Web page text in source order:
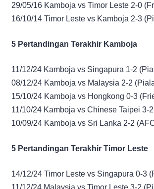
29/05/16 Kamboja vs Timor Leste 2-0
16/10/14 Timor Leste vs Kamboja 2-3
5 Pertandingan Terakhir Kamboja
11/12/24 Kamboja vs Singapura 1-2
08/12/24 Kamboja vs Malaysia 2-2
15/10/24 Kamboja vs Hongkong 0-3
11/10/24 Kamboja vs Chinese Taipei 3-
10/09/24 Kamboja vs Sri Lanka 2-2
5 Pertandingan Terakhir Timor Leste
14/12/24 Timor Leste vs Singapura 0-3
11/12/24 Malaysia vs Timor Leste 3-2